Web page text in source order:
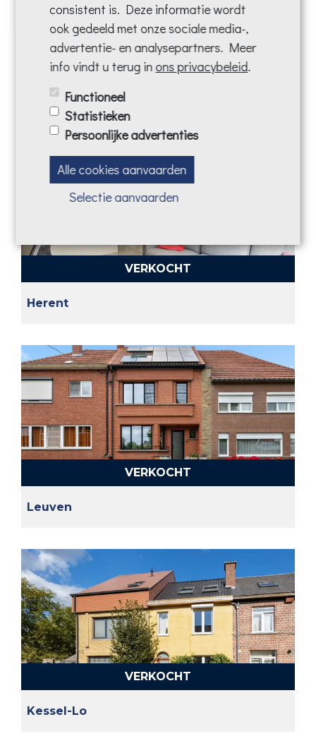
VERHUURD
Keerbergen
VERKOCHT
Herent
VERKOCHT
Leuven
VERKOCHT
Kessel-Lo
consistent is. Deze informatie wordt
ook gedeeld met onze sociale media-,
advertentie- en analysepartners. Meer
info vindt u terug in ons privacybeleid.
Functioneel
Statistieken
Persoonlijke advertenties
Alle cookies aanvaarden
Selectie aanvaarden